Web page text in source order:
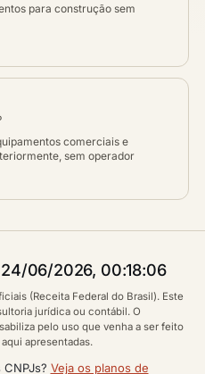
para construção sem
comerciais e
sem operador
06/2026, 00:18:06
(Receita Federal do Brasil). Este
jurídica ou contábil. O
pelo uso que venha a ser feito
apresentadas.
Veja os planos de